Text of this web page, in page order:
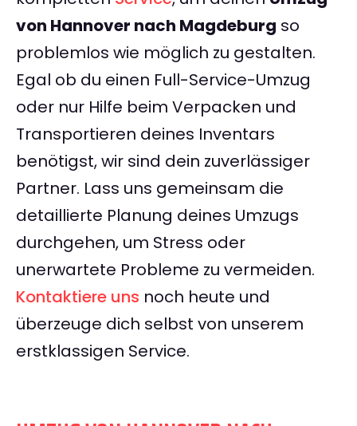
von Hannover nach Magdeburg so
problemlos wie möglich zu gestalten.
Egal ob du einen Full-Service-Umzug
oder nur Hilfe beim Verpacken und
Transportieren deines Inventars
benötigst, wir sind dein zuverlässiger
Partner. Lass uns gemeinsam die
detaillierte Planung deines Umzugs
durchgehen, um Stress oder
unerwartete Probleme zu vermeiden.
Kontaktiere uns noch heute und
überzeuge dich selbst von unserem
erstklassigen Service.